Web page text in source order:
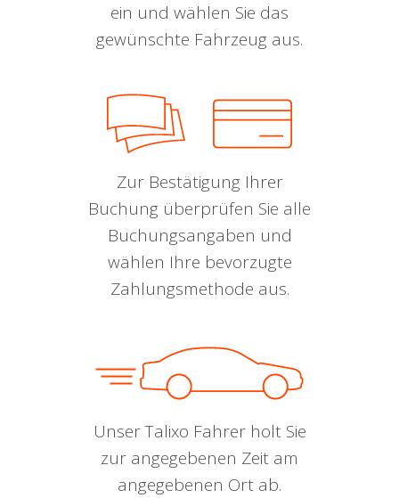
ein und wählen Sie das
gewünschte Fahrzeug aus.
Zur Bestätigung Ihrer
Buchung überprüfen Sie alle
Buchungsangaben und
wählen Ihre bevorzugte
Zahlungsmethode aus.
Unser Talixo Fahrer holt Sie
zur angegebenen Zeit am
angegebenen Ort ab.